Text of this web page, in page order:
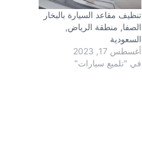
تنظيف مقاعد السيارة بالبخار
الصفا, منطقة الرياض,
السعودية
أغسطس 17, 2023
في "تلميع سيارات"